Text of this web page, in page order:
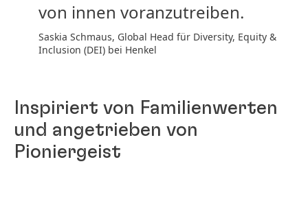
von innen voranzutreiben.
Saskia Schmaus, Global Head für Diversity, Equity &
Inclusion (DEI) bei Henkel
Inspiriert von Familienwerten
und angetrieben von
Pioniergeist